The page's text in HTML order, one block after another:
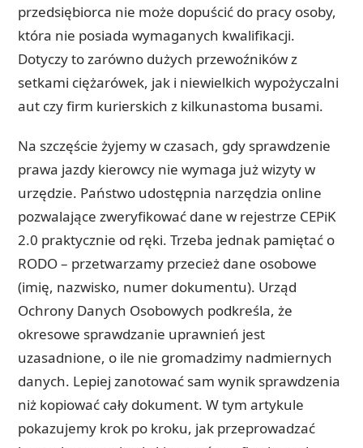
przedsiębiorca nie może dopuścić do pracy osoby,
która nie posiada wymaganych kwalifikacji.
Dotyczy to zarówno dużych przewoźników z
setkami ciężarówek, jak i niewielkich wypożyczalni
aut czy firm kurierskich z kilkunastoma busami.
Na szczęście żyjemy w czasach, gdy sprawdzenie
prawa jazdy kierowcy nie wymaga już wizyty w
urzędzie. Państwo udostępnia narzędzia online
pozwalające zweryfikować dane w rejestrze CEPiK
2.0 praktycznie od ręki. Trzeba jednak pamiętać o
RODO – przetwarzamy przecież dane osobowe
(imię, nazwisko, numer dokumentu). Urząd
Ochrony Danych Osobowych podkreśla, że
okresowe sprawdzanie uprawnień jest
uzasadnione, o ile nie gromadzimy nadmiernych
danych. Lepiej zanotować sam wynik sprawdzenia
niż kopiować cały dokument. W tym artykule
pokazujemy krok po kroku, jak przeprowadzać